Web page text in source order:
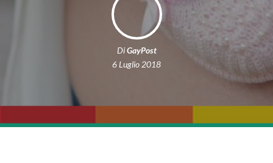
DiGayPost
6 Luglio 2018